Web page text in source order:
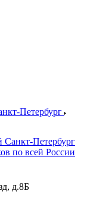
Петербург
Санкт-Петербург
по всей России
д.8Б